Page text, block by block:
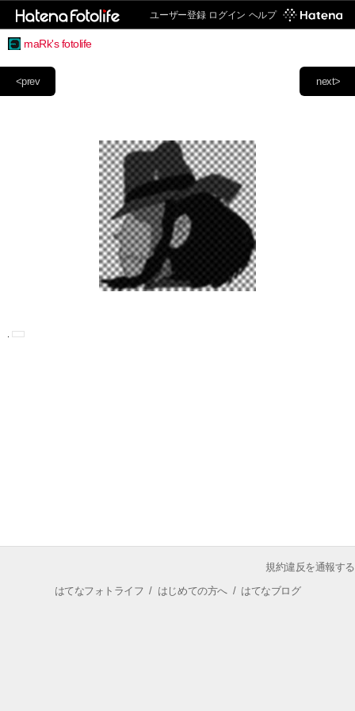
ユーザー登録 ログイン ヘルプ
maRk's fotolife
next>
<prev
規約違反を通報する
はてなフォトライフ / はじめての方へ/ はてなブログ